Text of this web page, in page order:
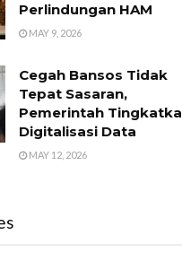
Perlindungan HAM
MAY 9, 2026
Cegah Bansos Tidak
Tepat Sasaran,
Pemerintah
Digitalisasi Data
MAY 12, 2026